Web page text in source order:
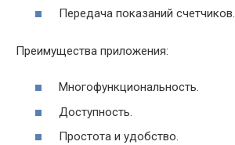
Передача показаний счетчиков.
Преимущества приложения:
Многофункциональность.
Доступность.
Простота и удобство.